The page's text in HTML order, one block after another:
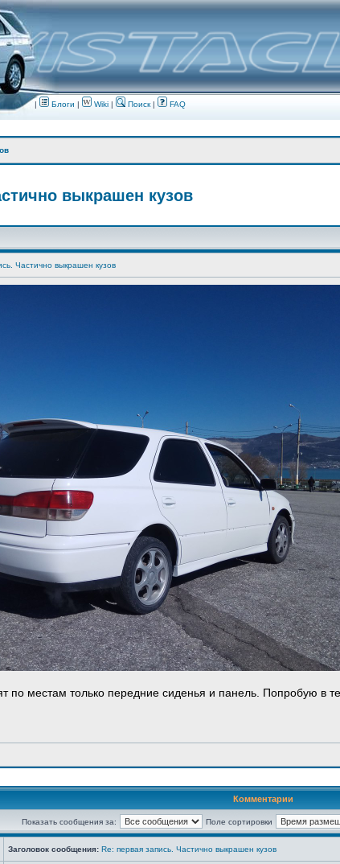
| Блоги | Wiki | Поиск| FAQ
выкрашен кузов
Частично выкрашен кузов
по местам только передние сиденья и панель. Попробую в
Комментарии
Показать сообщения за: Поле сортировки
Заголовок сообщения: Re: первая запись. Частично выкрашен кузов